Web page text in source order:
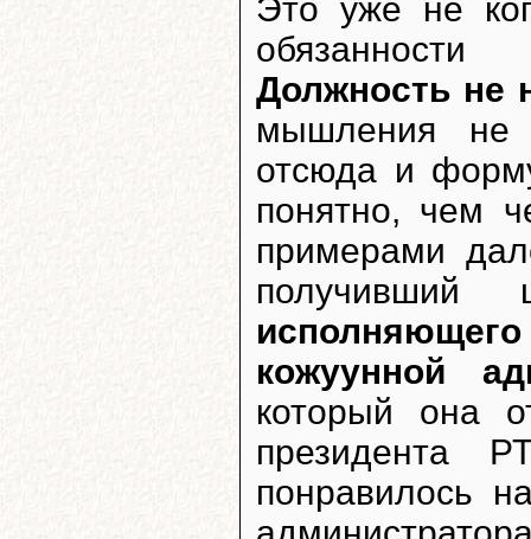
Это уже не
обязанности
Должность не
мышления не
отсюда и
понятно, чем
примерами
кожуунной
который она
президента
понравилось